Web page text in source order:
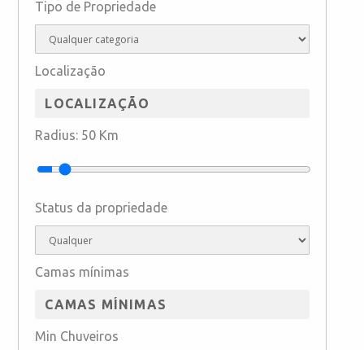
Tipo de Propriedade
Localização
Radius: 50 Km
Status da propriedade
Camas mínimas
Min Chuveiros